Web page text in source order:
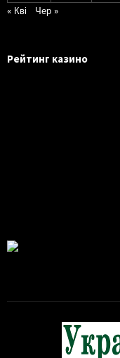
« Кві Чер »
Рейтинг казино